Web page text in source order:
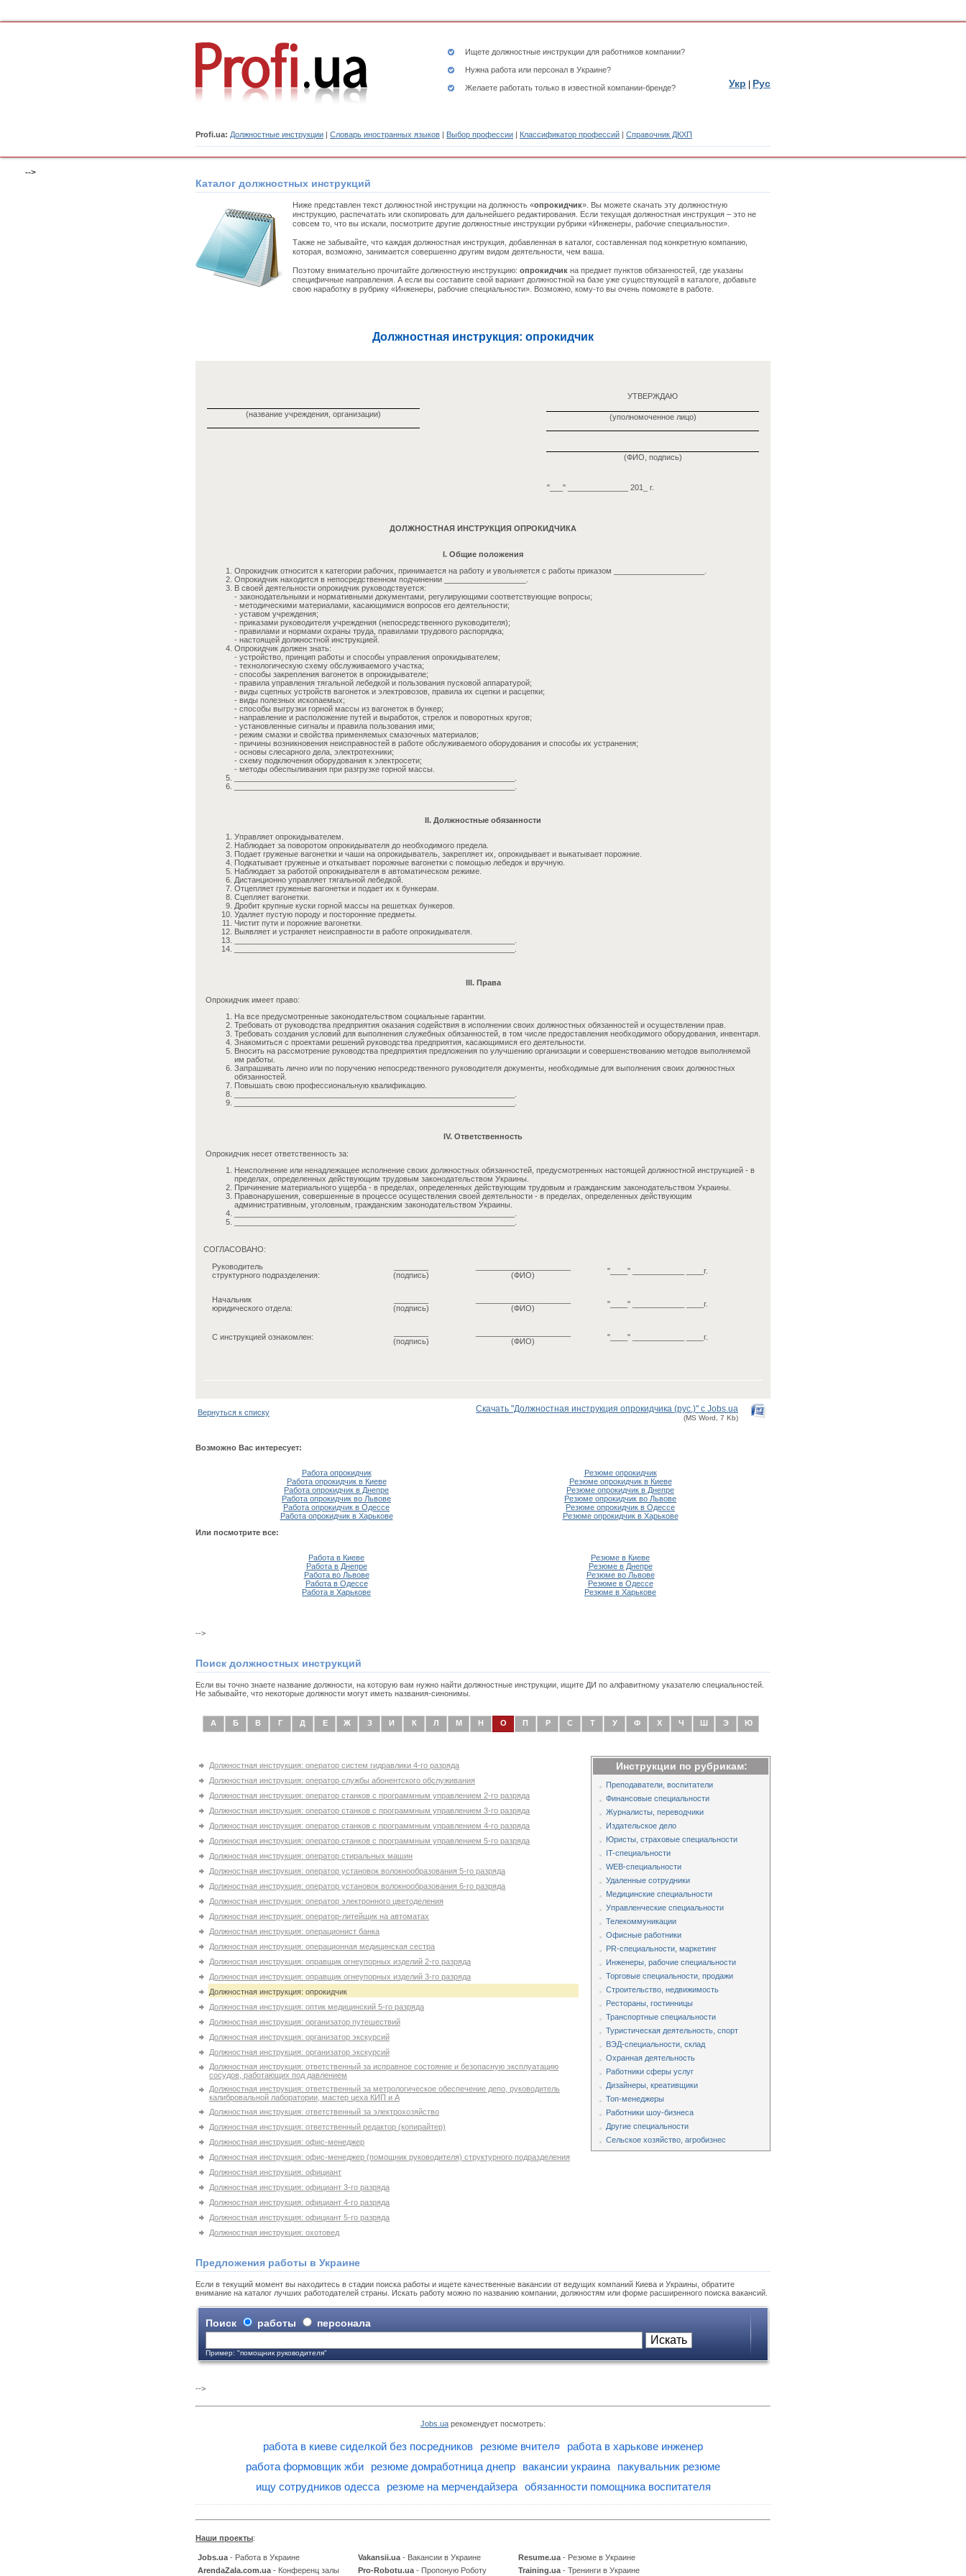
Ищете должностные инструкции для работников компании?
Нужна работа или персонал в Украине?
Желаете работать только в известной компании-бренде?
Profi.ua: Должностные инструкции | Словарь иностранных языков | Выбор профессии | Классификатор профессий | Справочник ДКХП
Укр Рус
-->
Каталог должностных инструкций
Ниже представлен текст должностной инструкции на должность «опрокидчик». Вы можете скачать эту должностную
инструкцию, распечатать или скопировать для дальнейшего редактирования. Если текущая должностная инструкция – это не
совсем то, что вы искали, посмотрите другие должностные инструкции рубрики «Инженеры, рабочие специальности».
Также не забывайте, что каждая должностная инструкция, добавленная в каталог, составленная под конкретную компанию,
которая, возможно, занимается совершенно другим видом деятельности, чем ваша.
Поэтому внимательно прочитайте должностную инструкцию: опрокидчик на предмет пунктов обязанностей, где указаны
специфичные направления. А если вы составите свой вариант должностной на базе уже существующей в каталоге, добавьте
свою наработку в рубрику «Инженеры, рабочие специальности». Возможно, кому-то вы очень поможете в работе.
Должностная инструкция: опрокидчик
(название учреждения, организации)
УТВЕРЖДАЮ
(уполномоченное лицо)
(ФИО, подпись)
"___" ______________ 201_ г.
ДОЛЖНОСТНАЯ ИНСТРУКЦИЯ ОПРОКИДЧИКА
I. Общие положения
Опрокидчик относится к категории рабочих, принимается на работу и увольняется с работы приказом _____________________.
Опрокидчик находится в непосредственном подчинении ___________________.
В своей деятельности опрокидчик руководствуется:
- законодательными и нормативными документами, регулирующими соответствующие вопросы;
- методическими материалами, касающимися вопросов его деятельности;
- уставом учреждения;
- приказами руководителя учреждения (непосредственного руководителя);
- правилами и нормами охраны труда, правилами трудового распорядка;
- настоящей должностной инструкцией.
Опрокидчик должен знать:
- устройство, принцип работы и способы управления опрокидывателем;
- технологическую схему обслуживаемого участка;
- способы закрепления вагонеток в опрокидывателе;
- правила управления тягальной лебедкой и пользования пусковой аппаратурой;
- виды сцепных устройств вагонеток и электровозов, правила их сцепки и расцепки;
- виды полезных ископаемых;
- способы выгрузки горной массы из вагонеток в бункер;
- направление и расположение путей и выработок, стрелок и поворотных кругов;
- установленные сигналы и правила пользования ими;
- режим смазки и свойства применяемых смазочных материалов;
- причины возникновения неисправностей в работе обслуживаемого оборудования и способы их устранения;
- основы слесарного дела, электротехники;
- схему подключения оборудования к электросети;
- методы обеспыливания при разгрузке горной массы.
II. Должностные обязанности
Управляет опрокидывателем.
Наблюдает за поворотом опрокидывателя до необходимого предела.
Подает груженые вагонетки и чаши на опрокидыватель, закрепляет их, опрокидывает и выкатывает порожние.
Подкатывает груженые и откатывает порожные вагонетки с помощью лебедок и вручную.
Наблюдает за работой опрокидывателя в автоматическом режиме.
Дистанционно управляет тягальной лебедкой.
Отцепляет груженые вагонетки и подает их к бункерам.
Сцепляет вагонетки.
Дробит крупные куски горной массы на решетках бункеров.
Удаляет пустую породу и посторонние предметы.
Чистит пути и порожние вагонетки.
Выявляет и устраняет неисправности в работе опрокидывателя.
III. Права
Опрокидчик имеет право:
На все предусмотренные законодательством социальные гарантии.
Требовать от руководства предприятия оказания содействия в исполнении своих должностных обязанностей и осуществлении прав.
Требовать создания условий для выполнения служебных обязанностей, в том числе предоставления необходимого оборудования, инвентаря.
Знакомиться с проектами решений руководства предприятия, касающимися его деятельности.
Вносить на рассмотрение руководства предприятия предложения по улучшению организации и совершенствованию методов выполняемой
им работы.
Запрашивать лично или по поручению непосредственного руководителя документы, необходимые для выполнения своих должностных
обязанностей.
Повышать свою профессиональную квалификацию.
IV. Ответственность
Опрокидчик несет ответственность за:
Неисполнение или ненадлежащее исполнение своих должностных обязанностей, предусмотренных настоящей должностной инструкцией - в
пределах, определенных действующим трудовым законодательством Украины.
Причинение материального ущерба - в пределах, определенных действующим трудовым и гражданским законодательством Украины.
Правонарушения, совершенные в процессе осуществления своей деятельности - в пределах, определенных действующим
административным, уголовным, гражданским законодательством Украины.
СОГЛАСОВАНО:
Руководитель
структурного подразделения:
(подпись)
(ФИО)
"____" ____________ ____г.
Начальник
юридического отдела:
(подпись)
(ФИО)
"____" ____________ ____г.
С инструкцией ознакомлен:
(подпись)
(ФИО)
"____" ____________ ____г.
Вернуться к списку Скачать "Должностная инструкция опрокидчика (рус.)" с Jobs.ua
(MS Word, 7 Kb)
Возможно Вас интересует:
Работа опрокидчик
Резюме опрокидчик
Работа опрокидчик в Киеве
Резюме опрокидчик в Киеве
Работа опрокидчик в Днепре
Резюме опрокидчик в Днепре
Работа опрокидчик во Львове
Резюме опрокидчик во Львове
Работа опрокидчик в Одессе
Резюме опрокидчик в Одессе
Работа опрокидчик в Харькове
Резюме опрокидчик в Харькове
Или посмотрите все:
Работа в Киеве
Резюме в Киеве
Работа в Днепре
Резюме в Днепре
Работа во Львове
Резюме во Львове
Работа в Одессе
Резюме в Одессе
Работа в Харькове
Резюме в Харькове
-->
Поиск должностных инструкций
Если вы точно знаете название должности, на которую вам нужно найти должностные инструкции, ищите ДИ по алфавитному указателю специальностей.
Не забывайте, что некоторые должности могут иметь названия-синонимы.
А Б В Г Д Е Ж З И К Л М Н О П Р С Т У Ф Х Ч Ш Э Ю
Должностная инструкция: оператор систем гидравлики 4-го разряда
Должностная инструкция: оператор службы абонентского обслуживания
Должностная инструкция: оператор станков с программным управлением 2-го разряда
Должностная инструкция: оператор станков с программным управлением 3-го разряда
Должностная инструкция: оператор станков с программным управлением 4-го разряда
Должностная инструкция: оператор станков с программным управлением 5-го разряда
Должностная инструкция: оператор стиральных машин
Должностная инструкция: оператор установок волокнообразования 5-го разряда
Должностная инструкция: оператор установок волокнообразования 6-го разряда
Должностная инструкция: оператор электронного цветоделения
Должностная инструкция: оператор-литейщик на автоматах
Должностная инструкция: операционист банка
Должностная инструкция: операционная медицинская сестра
Должностная инструкция: оправщик огнеупорных изделий 2-го разряда
Должностная инструкция: оправщик огнеупорных изделий 3-го разряда
Должностная инструкция: опрокидчик
Должностная инструкция: оптик медицинский 5-го разряда
Должностная инструкция: организатор путешествий
Должностная инструкция: организатор экскурсий
Должностная инструкция: организатор экскурсий
Должностная инструкция: ответственный за исправное состояние и безопасную эксплуатацию
сосудов, работающих под давлением
Должностная инструкция: ответственный за метрологическое обеспечение депо, руководитель
калибровальной лаборатории, мастер цеха КИП и А
Должностная инструкция: ответственный за электрохозяйство
Должностная инструкция: ответственный редактор (копирайтер)
Должностная инструкция: офис-менеджер
Должностная инструкция: офис-менеджер (помощник руководителя) структурного подразделения
Должностная инструкция: официант
Должностная инструкция: официант 3-го разряда
Должностная инструкция: официант 4-го разряда
Должностная инструкция: официант 5-го разряда
Должностная инструкция: охотовед
Инструкции по рубрикам:
Преподаватели, воспитатели
Финансовые специальности
Журналисты, переводчики
Издательское дело
Юристы, страховые специальности
IT-специальности
WEB-специальности
Удаленные сотрудники
Медицинские специальности
Управленческие специальности
Телекоммуникации
Офисные работники
PR-специальности, маркетинг
Инженеры, рабочие специальности
Торговые специальности, продажи
Строительство, недвижимость
Рестораны, гостинницы
Транспортные специальности
Туристическая деятельность, спорт
ВЭД-специальности, склад
Охранная деятельность
Работники сферы услуг
Дизайнеры, креативщики
Топ-менеджеры
Работники шоу-бизнеса
Другие специальности
Сельское хозяйство, агробизнес
Предложения работы в Украине
Если в текущий момент вы находитесь в стадии поиска работы и ищете качественные вакансии от ведущих компаний Киева и Украины, обратите
внимание на каталог лучших работодателей страны. Искать работу можно по названию компании, должностям или форме расширенного поиска вакансий.
Поиск работы персонала
Пример: "помощник руководителя"
-->
Jobs.ua рекомендует посмотреть:
работа в киеве сиделкой без посредников резюме вчител¤
работа в харькове инженер
работа формовщик жби
резюме домработница днепр вакансии украина
пакувальник резюме
ищу сотрудников одесса
резюме на мерчендайзера обязанности помощника воспитателя
Наши проекты:
Jobs.ua - Работа в Украине Vakansii.ua - Вакансии в Украине Resume.ua - Резюме в Украине
ArendaZala.com.ua - Конференц залы Pro-Robotu.ua - Пропоную Роботу Training.ua - Тренинги в Украине